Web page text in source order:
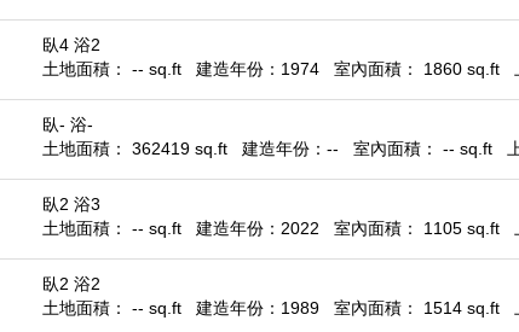
臥4 浴2
土地面積： -- sq.ft
建造年份：1974 室內面積： 1860 sq.ft
臥- 浴-
土地面積： 362419 sq.ft
建造年份：-- 室內面積： -- sq.ft
臥2 浴3
土地面積： -- sq.ft
建造年份：2022 室內面積： 1105 sq.ft
臥2 浴2
土地面積： -- sq.ft
建造年份：1989 室內面積： 1514 sq.ft